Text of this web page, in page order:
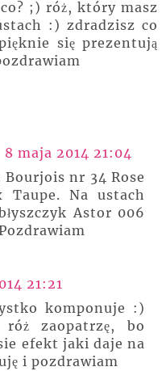
;) róż, który masz
:) zdradzisz co
się prezentują
8 maja 2014 21:04
nr 34 Rose
Na ustach
Astor 006
21:21
komponuje :)
zaopatrzę, bo
efekt jaki daje na
i pozdrawiam